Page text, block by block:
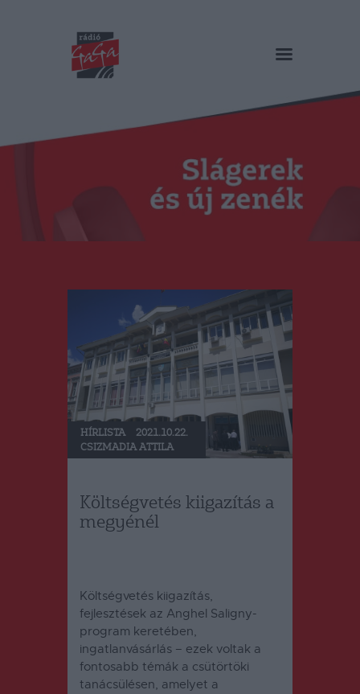
RÁDIÓ GAGA
Műsorok
Duma Duba
Podcast és videók
Stáb
HÍRLISTA
2021.10.22.
CSIZMADIA ATTILA
Költségvetés kiigazítás a
megyénél
Költségvetés kiigazítás,
fejlesztések az Anghel Saligny-
program keretében,
ingatlanvásárlás – ezek voltak a
fontosabb témák a csütörtöki
tanácsülésen, amelyet a